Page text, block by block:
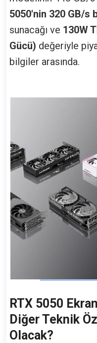
5050'nin 320 GB/s
sunacağı ve 130W
Gücü) değeriyle
bilgiler arasında.
RTX 5050
Diğer Teknik
Olacak?